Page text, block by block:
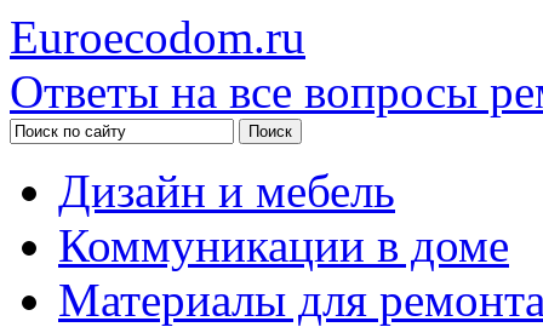
Euroecodom.ru
Ответы на все вопросы
Дизайн и мебель
Коммуникации в доме
Материалы для